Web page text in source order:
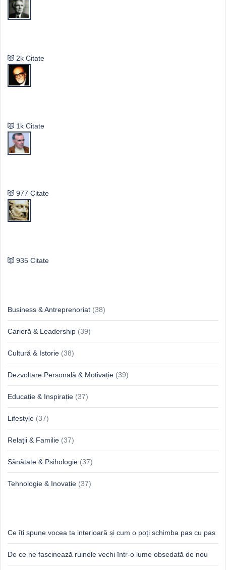
2k Citate
1k Citate
977 Citate
935 Citate
Business & Antreprenoriat (38)
Carieră & Leadership (39)
Cultură & Istorie (38)
Dezvoltare Personală & Motivație (39)
Educație & Inspirație (37)
Lifestyle (37)
Relații & Familie (37)
Sănătate & Psihologie (37)
Tehnologie & Inovație (37)
Ce îți spune vocea ta interioară și cum o poți schimba pas cu pas
De ce ne fascinează ruinele vechi într-o lume obsedată de nou